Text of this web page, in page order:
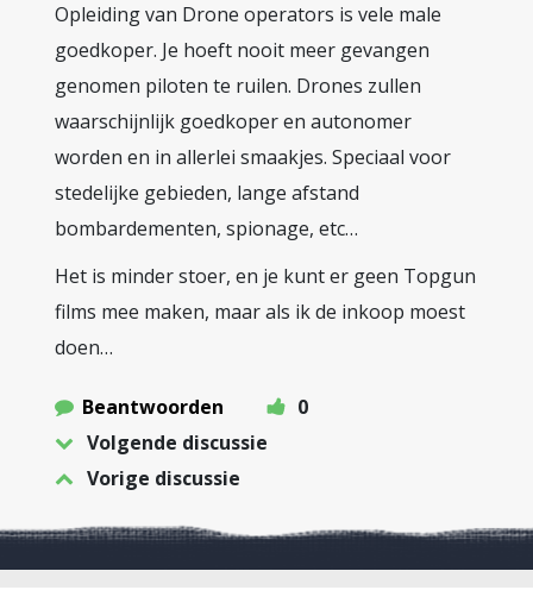
Opleiding van Drone operators is vele male
goedkoper. Je hoeft nooit meer gevangen
genomen piloten te ruilen. Drones zullen
waarschijnlijk goedkoper en autonomer
worden en in allerlei smaakjes. Speciaal voor
stedelijke gebieden, lange afstand
bombardementen, spionage, etc…
Het is minder stoer, en je kunt er geen Topgun
films mee maken, maar als ik de inkoop moest
doen…
Beantwoorden
0
Volgende discussie
Vorige discussie